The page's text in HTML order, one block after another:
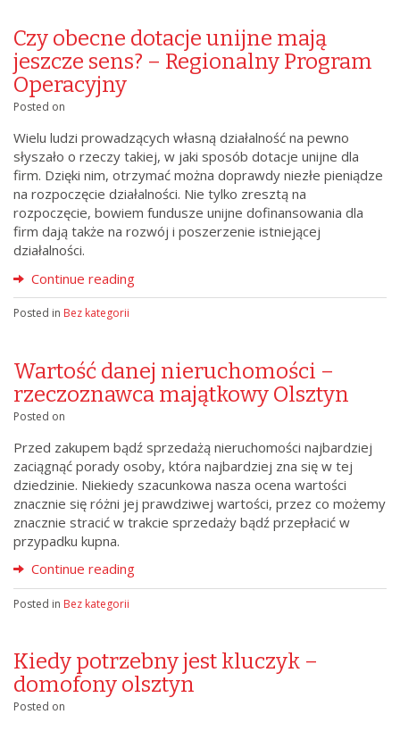
Czy obecne dotacje unijne mają
jeszcze sens? – Regionalny Program
Operacyjny
Posted on
Wielu ludzi prowadzących własną działalność na pewno
słyszało o rzeczy takiej, w jaki sposób dotacje unijne dla
firm. Dzięki nim, otrzymać można doprawdy niezłe pieniądze
na rozpoczęcie działalności. Nie tylko zresztą na
rozpoczęcie, bowiem fundusze unijne dofinansowania dla
firm dają także na rozwój i poszerzenie istniejącej
działalności.
Continue reading
Posted in Bez kategorii
Wartość danej nieruchomości –
rzeczoznawca majątkowy Olsztyn
Posted on
Przed zakupem bądź sprzedażą nieruchomości najbardziej
zaciągnąć porady osoby, która najbardziej zna się w tej
dziedzinie. Niekiedy szacunkowa nasza ocena wartości
znacznie się różni jej prawdziwej wartości, przez co możemy
znacznie stracić w trakcie sprzedaży bądź przepłacić w
przypadku kupna.
Continue reading
Posted in Bez kategorii
Kiedy potrzebny jest kluczyk –
domofony olsztyn
Posted on